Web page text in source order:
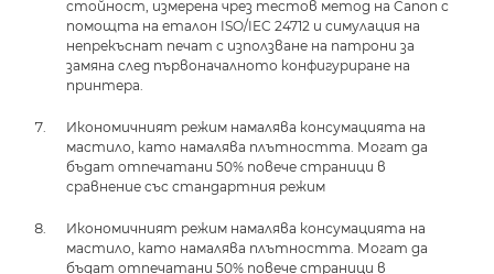
стойност, измерена чрез тестов метод на Canon с
помощта на еталон ISO/IEC 24712 и симулация на
непрекъснат печат с използване на патрони за
замяна след първоначалното конфигуриране на
принтера.
Икономичният режим намалява консумацията на
мастило, като намалява плътността. Могат да
бъдат отпечатани 50% повече страници в
сравнение със стандартния режим
Икономичният режим намалява консумацията на
мастило, като намалява плътността. Могат да
бъдат отпечатани 50% повече страници в